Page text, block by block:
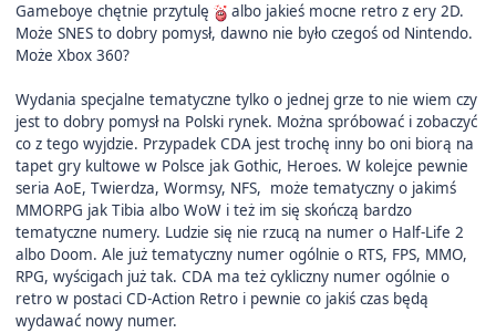
Gameboye chętnie przytulę
albo jakieś mocne retro z ery 2D.
Może SNES to dobry pomysł, dawno nie było czegoś od Nintendo.
Może Xbox 360?
Wydania specjalne tematyczne tylko o jednej grze to nie wiem czy
jest to dobry pomysł na Polski rynek. Można spróbować i zobaczyć
co z tego wyjdzie. Przypadek CDA jest trochę inny bo oni biorą na
tapet gry kultowe w Polsce jak Gothic, Heroes. W kolejce pewnie
seria AoE, Twierdza, Wormsy, NFS, może tematyczny o jakimś
MMORPG jak Tibia albo WoW i też im się skończą bardzo
tematyczne numery. Ludzie się nie rzucą na numer o Half-Life 2
albo Doom. Ale już tematyczny numer ogólnie o RTS, FPS, MMO,
RPG, wyścigach już tak. CDA ma też cykliczny numer ogólnie o
retro w postaci CD-Action Retro i pewnie co jakiś czas będą
wydawać nowy numer.